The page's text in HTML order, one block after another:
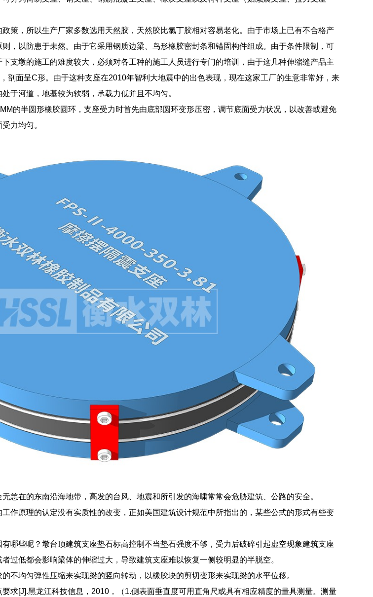
策，所以生产厂家多数选用天然胶，天然胶比氯丁胶相对容易老化。由于市场上已有不合格产
，以防患于未然。由于它采用钢质边梁、鸟形橡胶密封条和锚固构件组成。由于条件限制，可
支墩的施工的难度较大，必须对各工种的施工人员进行专门的培训，由于这几种伸缩缝产品主
剖面呈C形。由于这种支座在2010年智利大地震中的出色表现，现在这家工厂的生意非常好，来
于河道，地基较为软弱，承载力低并且不均匀。
的半圆形橡胶圆环，支座受力时首先由底部圆环变形压密，调节底面受力状况，以改善或避免
力均匀。
恙在的东南沿海地带，高发的台风、地震和所引发的海啸常常会危胁建筑、公路的安全。
作原理的认定没有实质性的改变，正如美国建筑设计规范中所指出的，某些公式的形式有些变
哪些呢？墩台顶建筑支座垫石标高控制不当垫石强度不够，受力后破碎引起虚空现象建筑支座
过低都会影响梁体的伸缩过大，导致建筑支座难以恢复一侧较明显的半脱空。
不均匀弹性压缩来实现梁的竖向转动，以橡胶块的剪切变形来实现梁的水平位移。
求[J].黑龙江科技信息，2010，（1.侧表面垂直度可用直角尺或具有相应精度的量具测量。测量